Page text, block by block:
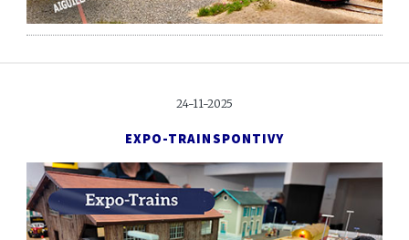
24-11-2025
EXPO-TRAINSPONTIVY